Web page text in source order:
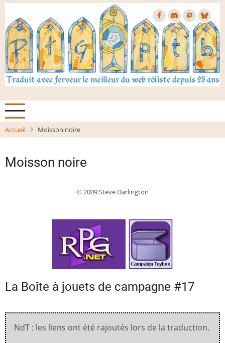
Aller
contenu
principal
Accueil Moisson noire
Moisson noire
© 2009 Steve Darlington
La Boîte à jouets de campagne #17
NdT : les liens ont été rajoutés lors de la traduction.